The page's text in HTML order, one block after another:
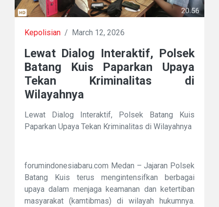
Kepolisian / March 12, 2026
Lewat Dialog Interaktif, Polsek
Batang Kuis Paparkan Upaya
Tekan Kriminalitas di
Wilayahnya
Lewat Dialog Interaktif, Polsek Batang Kuis
Paparkan Upaya Tekan Kriminalitas di Wilayahnya
forumindonesiabaru.com Medan – Jajaran Polsek
Batang Kuis terus mengintensifkan berbagai
upaya dalam menjaga keamanan dan ketertiban
masyarakat (kamtibmas) di wilayah hukumnya.